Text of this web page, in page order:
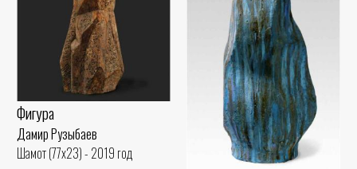
Фигура
Дамир Рузыбаев
Шамот (77x23) - 2019 год